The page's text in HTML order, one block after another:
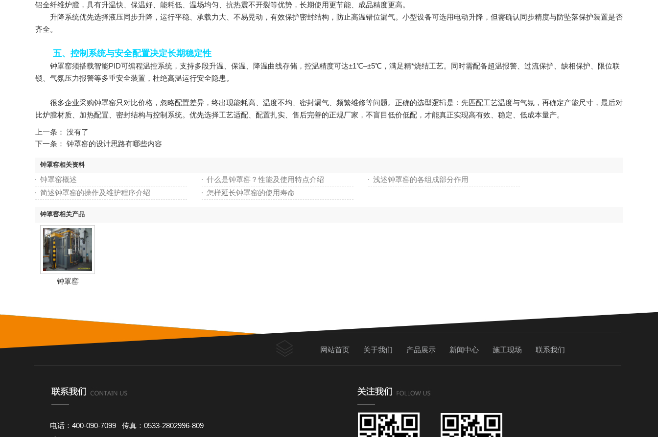
铝全纤维炉膛，具有升温快、保温好、能耗低、温场均匀、抗热震不开裂等优势，长期使用更节能、成品精度更高。
升降系统优先选择液压同步升降，运行平稳、承载力大、不易晃动，有效保护密封结构，防止高温错位漏气。小型设备可选用电动升降，但需确认同步精度与防坠落保护装置是否
齐全。
五、控制系统与安全配置决定长期稳定性
钟罩窑须搭载智能PID可编程温控系统，支持多段升温、保温、降温曲线存储，控温精度可达±1℃–±5℃，满足精*烧结工艺。同时需配备超温报警、过流保护、缺相保护、限位联
锁、气氛压力报警等多重安全装置，杜绝高温运行安全隐患。
很多企业采购钟罩窑只对比价格，忽略配置差异，终出现能耗高、温度不均、密封漏气、频繁维修等问题。正确的选型逻辑是：先匹配工艺温度与气氛，再确定产能尺寸，最后对
比炉膛材质、加热配置、密封结构与控制系统。优先选择工艺适配、配置扎实、售后完善的正规厂家，不盲目低价低配，才能真正实现高有效、稳定、低成本量产。
上一条： 没有了
下一条： 钟罩窑的设计思路有哪些内容
钟罩窑相关资料
钟罩窑概述 什么是钟罩窑？性能及使用特点介绍
浅述钟罩窑的各组成部分作用
简述钟罩窑的操作及维护程序介绍
怎样延长钟罩窑的使用寿命
钟罩窑相关产品
钟罩窑
网站首页 关于我们 产品展示 新闻中心 施工现场 联系我们
电话：400-090-7099 传真：0533-2802996-809